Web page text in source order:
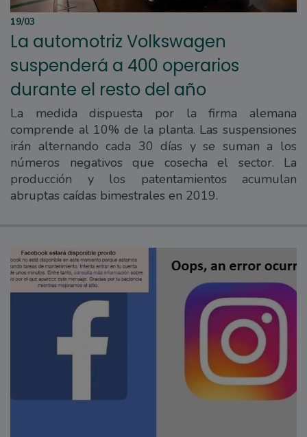
19/03
La automotriz Volkswagen
suspenderá a 400 operarios
durante el resto del año
La medida dispuesta por la firma alemana
comprende al 10% de la planta. Las suspensiones
irán alternando cada 30 días y se suman a los
números negativos que cosecha el sector. La
producción y los patentamientos acumulan
abruptas caídas bimestrales en 2019.